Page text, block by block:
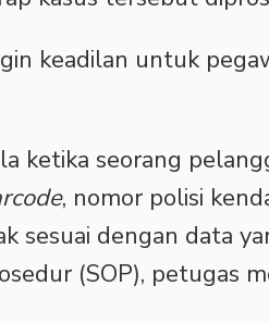
keadilan untuk
ketika seorang
, nomor polisi
sesuai dengan data
(SOP), petugas